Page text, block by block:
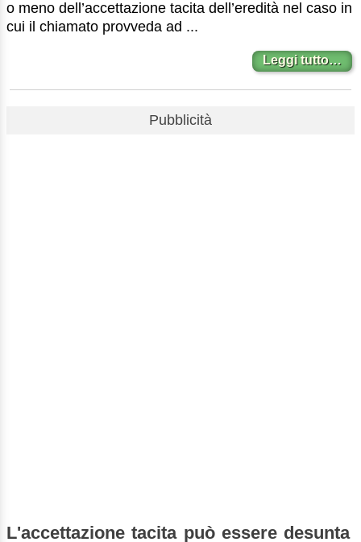
o meno dell’accettazione tacita dell’eredità nel caso in
cui il chiamato provveda ad ...
Leggi tutto…
Pubblicità
L'accettazione tacita può essere desunta